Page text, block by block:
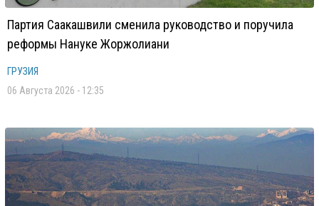
Партия Саакашвили сменила руководство и поручила
реформы Нануке Жоржолиани
ГРУЗИЯ
06 Августа 2026 - 12:35